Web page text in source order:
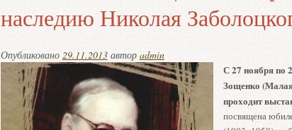
наследию Николая
Опубликовано 29.11.2013автор admin
С 27 ноября по
Зощенко
проходит
посвящена